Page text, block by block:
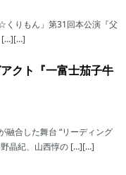
りもん」第31回本公演『父
[…][…]
クト『一富士茄子牛
融合した舞台 “リーディング
野晶紀、山西惇の […][…]